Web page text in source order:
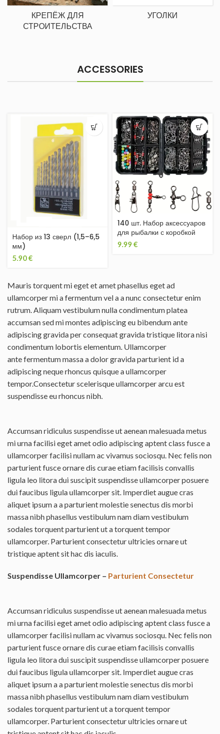
КРЕПЁЖ ДЛЯ
СТРОИТЕЛЬСТВА
УГОЛКИ
ACCESSORIES
Набор из 13 сверл (1,5–6,5
мм)
5.90€
140 шт. Набор аксессуаров
для рыбалки с коробкой
9.99 €
Mauris torquent mi eget et amet phasellus eget ad
ullamcorper mi a fermentum vel a a nunc consectetur enim
rutrum. Aliquam vestibulum nulla condimentum platea
accumsan sed mi montes adipiscing eu bibendum ante
adipiscing gravida per consequat gravida tristique litora nisi
condimentum lobortis elementum. Ullamcorper
ante fermentum massa a dolor gravida parturient id a
adipiscing neque rhoncus quisque a ullamcorper
tempor.Consectetur scelerisque ullamcorper arcu est
suspendisse eu rhoncus nibh.
Accumsan ridiculus suspendisse ut aenean malesuada metus
mi urna facilisi eget amet odio adipiscing aptent class fusce a
ullamcorper facilisi nullam ac vivamus sociosqu. Nec felis non
parturient fusce ornare dis curae etiam facilisis convallis
ligula leo litora dui suscipit suspendisse ullamcorper posuere
dui faucibus ligula ullamcorper sit. Imperdiet augue cras
aliquet ipsum a a parturient molestie senectus dis morbi
massa nibh phasellus vestibulum nam diam vestibulum
sodales torquent parturient ut a torquent tempor
ullamcorper. Parturient consectetur ultricies ornare ut
tristique aptent sit hac dis iaculis.
Suspendisse Ullamcorper – Parturient Consectetur
Accumsan ridiculus suspendisse ut aenean malesuada metus
mi urna facilisi eget amet odio adipiscing aptent class fusce a
ullamcorper facilisi nullam ac vivamus sociosqu. Nec felis non
parturient fusce ornare dis curae etiam facilisis convallis
ligula leo litora dui suscipit suspendisse ullamcorper posuere
dui faucibus ligula ullamcorper sit. Imperdiet augue cras
aliquet ipsum a a parturient molestie senectus dis morbi
massa nibh phasellus vestibulum nam diam vestibulum
sodales torquent parturient ut a torquent tempor
ullamcorper. Parturient consectetur ultricies ornare ut